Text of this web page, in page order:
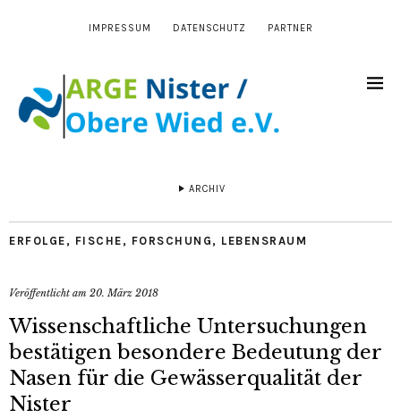
IMPRESSUM DATENSCHUTZ PARTNER
ARCHIV
ERFOLGE , FISCHE , FORSCHUNG , LEBENSRAUM
Veröffentlicht am 20. März 2018
Wissenschaftliche Untersuchungen
bestätigen besondere Bedeutung der
Nasen für die Gewässerqualität der
Nister